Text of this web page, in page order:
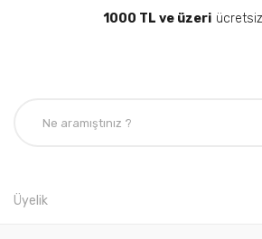
1000 TL ve üzeri
Üyelik